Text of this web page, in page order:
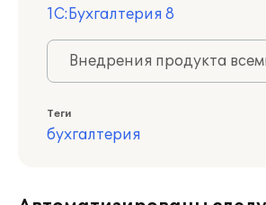
1С:Бухгалтерия 8
Внедрения продукта
Теги
бухгалтерия